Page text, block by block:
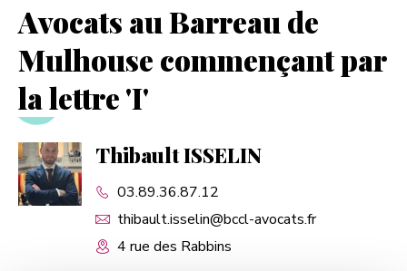
Avocats au Barreau de
Mulhouse commençant par
la lettre 'I'
Thibault ISSELIN
03.89.36.87.12
thibault.isselin@bccl-avocats.fr
4 rue des Rabbins